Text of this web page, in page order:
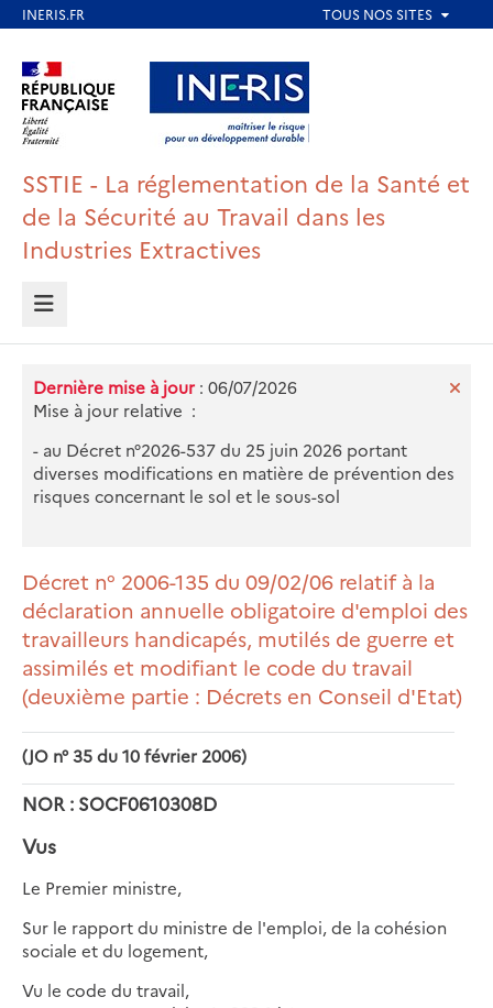
contenu
principal
Aller au contenu Aller au menu
Aller au pied de page
SSTIE - La réglementation de la Santé et
de la Sécurité au Travail dans les
Industries Extractives
MENU
Dernière mise à jour : 06/07/2026
Mise à jour relative :
- au Décret n°2026-537 du 25 juin 2026 portant
diverses modifications en matière de prévention des
risques concernant le sol et le sous-sol
Décret n° 2006-135 du 09/02/06 relatif à la
déclaration annuelle obligatoire d'emploi des
travailleurs handicapés, mutilés de guerre et
assimilés et modifiant le code du travail
(deuxième partie : Décrets en Conseil d'Etat)
(JO n° 35 du 10 février 2006)
NOR : SOCF0610308D
Vus
Le Premier ministre,
Sur le rapport du ministre de l'emploi, de la cohésion
sociale et du logement,
Vu le code du travail,